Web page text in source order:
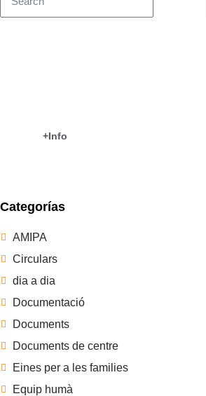
+Info
Categorías
AMIPA
Circulars
dia a dia
Documentació
Documents
Documents de centre
Eines per a les families
Equip humà